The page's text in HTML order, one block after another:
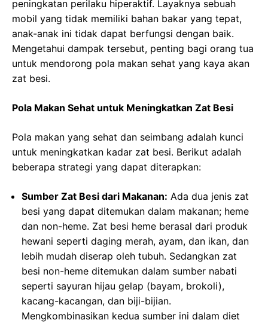
peningkatan perilaku hiperaktif. Layaknya sebuah
mobil yang tidak memiliki bahan bakar yang tepat,
anak-anak ini tidak dapat berfungsi dengan baik.
Mengetahui dampak tersebut, penting bagi orang tua
untuk mendorong pola makan sehat yang kaya akan
zat besi.
Pola Makan Sehat untuk Meningkatkan Zat Besi
Pola makan yang sehat dan seimbang adalah kunci
untuk meningkatkan kadar zat besi. Berikut adalah
beberapa strategi yang dapat diterapkan:
Sumber Zat Besi dari Makanan: Ada dua jenis zat
besi yang dapat ditemukan dalam makanan; heme
dan non-heme. Zat besi heme berasal dari produk
hewani seperti daging merah, ayam, dan ikan, dan
lebih mudah diserap oleh tubuh. Sedangkan zat
besi non-heme ditemukan dalam sumber nabati
seperti sayuran hijau gelap (bayam, brokoli),
kacang-kacangan, dan biji-bijian.
Mengkombinasikan kedua sumber ini dalam diet